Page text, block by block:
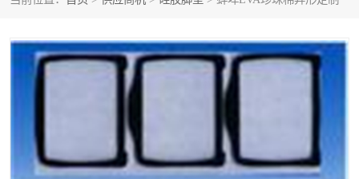
PORON泡棉 防火海绵
佛橡胶泡棉